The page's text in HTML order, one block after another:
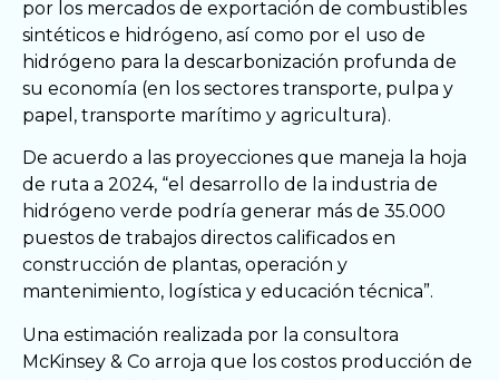
por los mercados de exportación de combustibles
sintéticos e hidrógeno, así como por el uso de
hidrógeno para la descarbonización profunda de
su economía (en los sectores transporte, pulpa y
papel, transporte marítimo y agricultura).
De acuerdo a las proyecciones que maneja la hoja
de ruta a 2024, “el desarrollo de la industria de
hidrógeno verde podría generar más de 35.000
puestos de trabajos directos calificados en
construcción de plantas, operación y
mantenimiento, logística y educación técnica”.
Una estimación realizada por la consultora
McKinsey & Co arroja que los costos producción de